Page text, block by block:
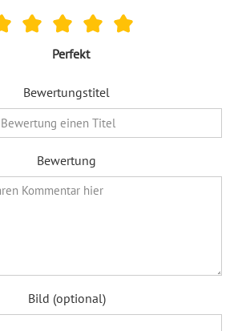
Perfekt
Bewertungstitel
Bewertung
Bild (optional)